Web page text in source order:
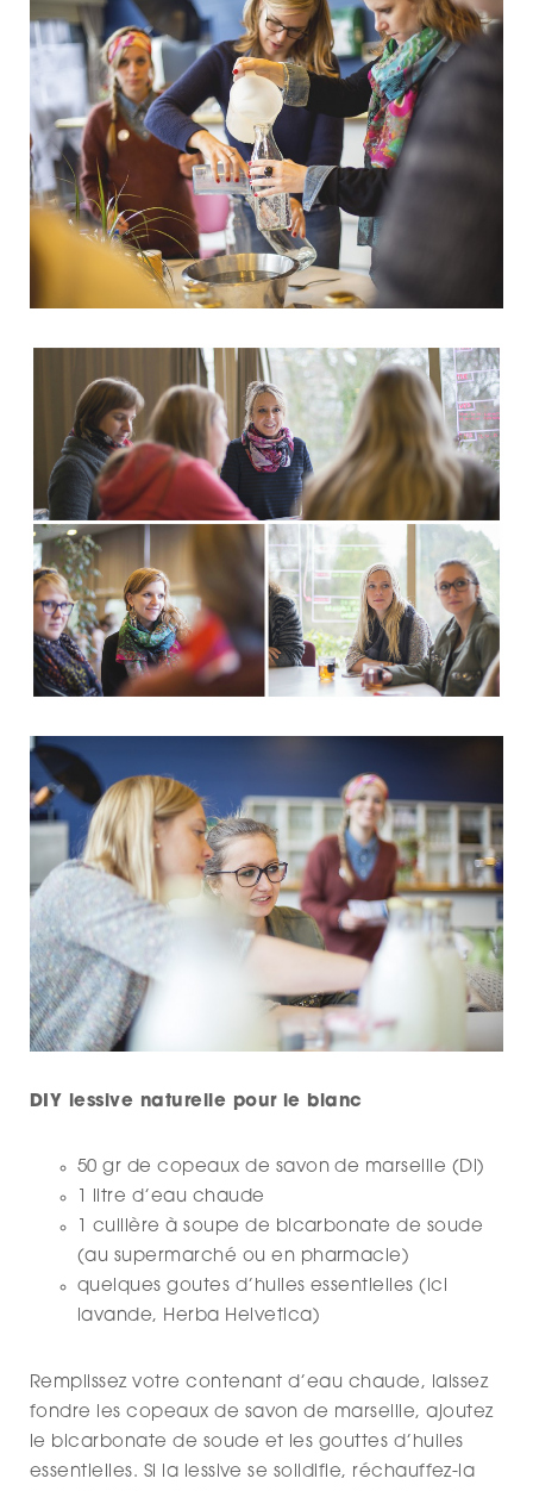
DIY lessive naturelle pour le blanc
50 gr de copeaux de savon de marseille (Di)
1 litre d’eau chaude
1 cuillère à soupe de bicarbonate de soude
(au supermarché ou en pharmacie)
quelques goutes d’huiles essentielles (ici
lavande, Herba Helvetica)
Remplissez votre contenant d’eau chaude, laissez
fondre les copeaux de savon de marseille, ajoutez
le bicarbonate de soude et les gouttes d’huiles
essentielles. Si la lessive se solidifie, réchauffez-la